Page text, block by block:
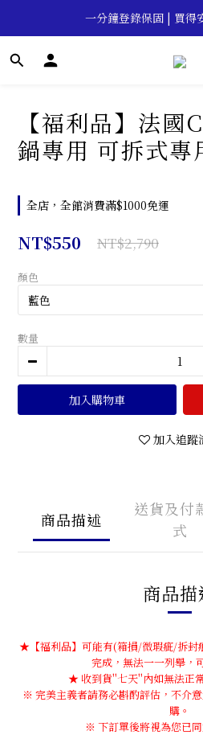
🔥💪My Superdad😍｜全館
一分鐘登錄保固 | 買得
🔥💪My Superdad😍｜全館領
【福利品】法
鍋專用 可拆式專
全店，全館消費滿$1000免運
NT$550 NT$2,790
顏色
數量
加入購物車
加入追蹤
商品描述
送貨及付
式
商品描
★【福利品】可能有(箱損/微瑕疵/拆封
完成，無法一一列舉，
★ 收到貨''七天''內如無法正
※ 完美主義者請務必斟酌評估，不介
購。
※ 下訂單後將視為您已